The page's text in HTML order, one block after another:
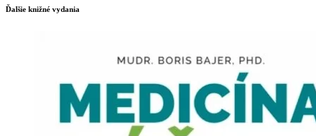
Ďalšie knižné vydania